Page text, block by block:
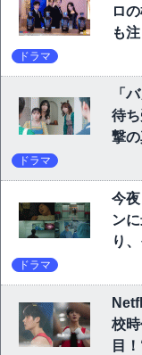
ロ
も
ドラマ
「
待
撃
ドラマ
今
ン
り
ドラマ
校
目